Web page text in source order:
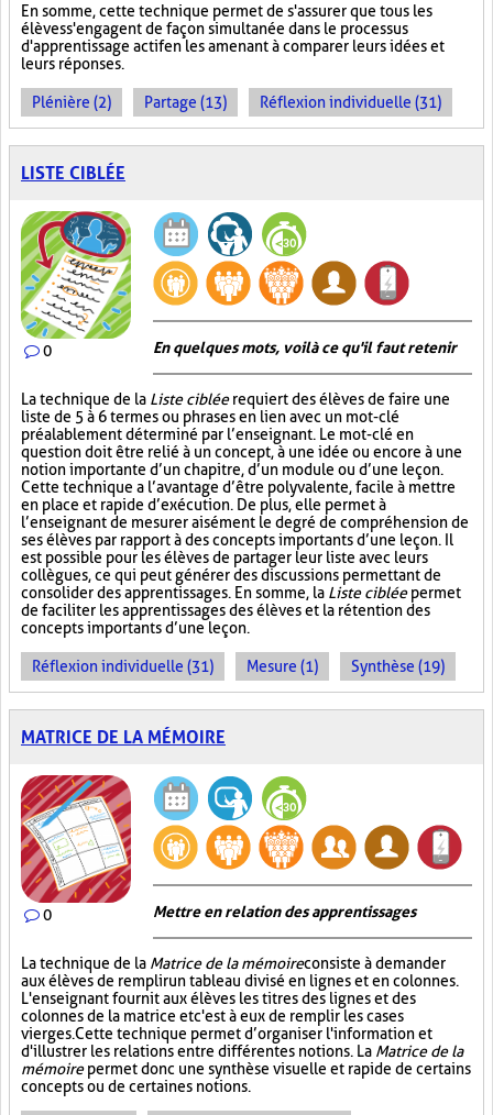
En somme, cette technique permet de s'assurer que tous les
élèves s'engagent de façon simultanée dans le processus
d'apprentissage actif en les amenant à comparer leurs idées et
leurs réponses.
Plénière (2) Partage (13) Réflexion individuelle (31)
LISTE CIBLÉE
0 En quelques mots, voilà ce qu'il faut retenir
La technique de la Liste cibléerequiert des élèves de faire une
liste de 5 à 6 termes ou phrases en lien avec un mot-clé
préalablement déterminé par l’enseignant. Le mot-clé en
question doit être relié à un concept, à une idée ou encore à une
notion importante d’un chapitre, d’un module ou d’une leçon.
Cette technique a l’avantage d’être polyvalente, facile à mettre
en place et rapide d’exécution. De plus, elle permet à
l’enseignant de mesurer aisément le degré de compréhension de
ses élèves par rapport à des concepts importants d’une leçon. Il
est possible pour les élèves de partager leur liste avec leurs
collègues, ce qui peut générer des discussions permettant de
consolider des apprentissages. En somme, la Liste cibléepermet
de faciliter les apprentissages des élèves et la rétention des
concepts importants d’une leçon.
Réflexion individuelle (31) Mesure (1) Synthèse (19)
MATRICE DE LA MÉMOIRE
0 Mettre en relation des apprentissages
La technique de la Matrice de la mémoireconsiste à demander
aux élèves de remplir un tableau divisé en lignes et en colonnes.
L'enseignant fournit aux élèves les titres des lignes et des
colonnes de la matrice et c'est à eux de remplir les cases
vierges. Cette technique permet d’organiser l'information et
d'illustrer les relations entre différentes notions. La Matrice de la
mémoirepermet donc une synthèse visuelle et rapide de certains
concepts ou de certaines notions.